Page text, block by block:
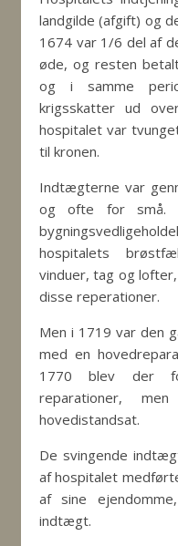
landgilde (afgift) og
1674 var 1/6 del af
øde, og resten
og i samme
krigsskatter ud
hospitalet var
til kronen.
Indtægterne var
og ofte for små.
hospitalets
vinduer, tag og
disse reperationer.
Men i 1719 var den
med en
1770 blev der
reparationer,
hovedistandsat.
De svingende
af hospitalet
af sine
indtægt.